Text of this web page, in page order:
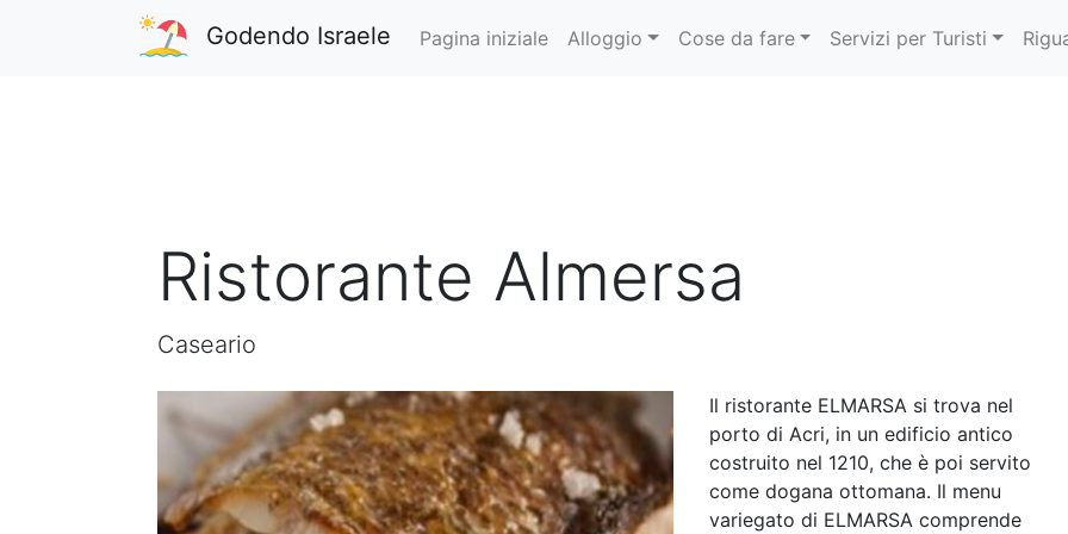
Godendo Israele Pagina iniziale Alloggio Cose da fare Servizi per Turisti
Ristorante Almersa
Caseario
Il ristorante ELMARSA si trova nel
porto di Acri, in un edificio antico
costruito nel 1210, che è poi servito
come dogana ottomana. Il menu
variegato di ELMARSA comprende